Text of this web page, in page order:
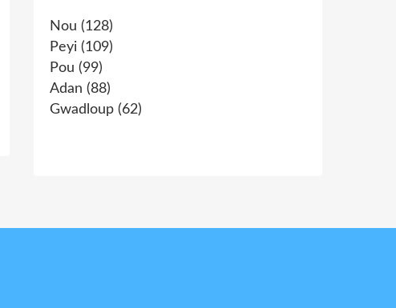
Nou (128)
Peyi (109)
Pou (99)
Adan (88)
Gwadloup (62)